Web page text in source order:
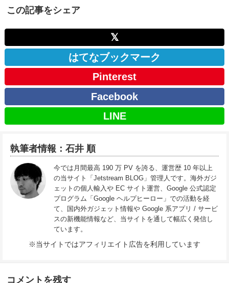
この記事をシェア
𝕏
はてなブックマーク
Pinterest
Facebook
LINE
執筆者情報：石井 順
今では月間最高 190 万 PV を誇る、運営歴 10 年以上
の当サイト「Jetstream BLOG」管理人です。海外ガジ
ェットの個人輸入や EC サイト運営、Google 公式認定
プログラム「Google ヘルプヒーロー」での活動を経
て、国内外ガジェット情報や Google 系アプリ / サービ
スの新機能情報など、当サイトを通して幅広く発信し
ています。
※当サイトではアフィリエイト広告を利用しています
コメントを残す